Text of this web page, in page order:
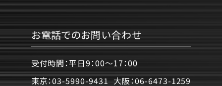
お電話でのお問い合わせ
受付時間：平日9：00〜17：00
東京：03-5990-9431 大阪：06-6473-1259